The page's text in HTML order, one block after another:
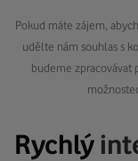
Pokud máte zájem,
udělte nám souhlas s
budeme zpracovávat
Rychlý